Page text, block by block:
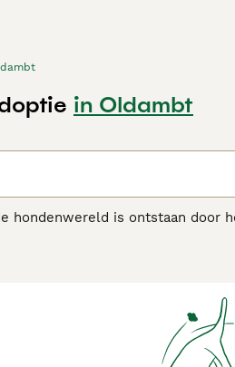
in Oldambt
hondenwereld is ontstaan door
Op dit moment, en omdat het